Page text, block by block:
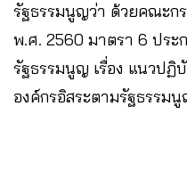
รัฐธรรมนูญว่า ด้วยคณะก
พ.ศ. 2560 มาตรา 6 ประ
รัฐธรรมนูญ เรื่อง แนวปฏิบั
องค์กรอิสระตามรัฐธรรม